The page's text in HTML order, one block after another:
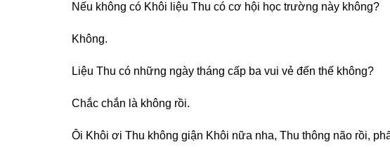
Nếu không có Khôi liệu Thu có cơ hội học trường này không?
Không.
Liệu Thu có những ngày tháng cấp ba vui vẻ đến thế không?
Chắc chắn là không rồi.
Ôi Khôi ơi Thu không giận Khôi nữa nha, Thu thông não rồi,